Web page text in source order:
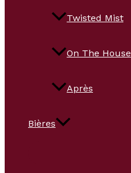
Twisted Mist
On The House
Après
Bières